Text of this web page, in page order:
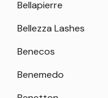
Bellapierre
Bellezza Lashes
Benecos
Benemedo